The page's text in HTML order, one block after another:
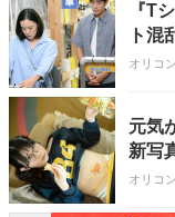
『T
ト混
オリコン
元気
新写
オリコン